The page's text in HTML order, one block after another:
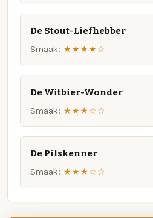
De Stout-Liefhebber
Smaak: ★★★★☆
De Witbier-Wonder
Smaak: ★★★☆☆
De Pilskenner
Smaak: ★★★☆☆